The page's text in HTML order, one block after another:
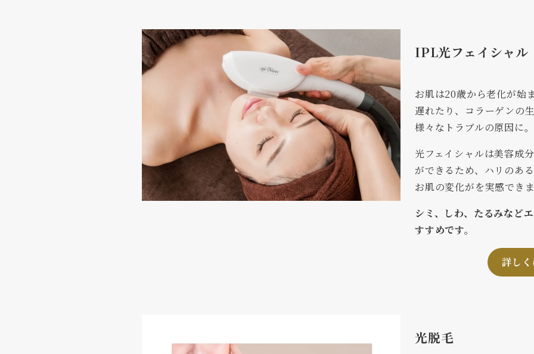
IPL光フェイシャル
お肌は20歳から老化が始
遅れたり、コラーゲンの
様々なトラブルの原因に。
光フェイシャルは美容成
ができるため、ハリのあ
お肌の変化がを実感できま
シミ、しわ、たるみなど
すすめです。
詳し
光脱毛